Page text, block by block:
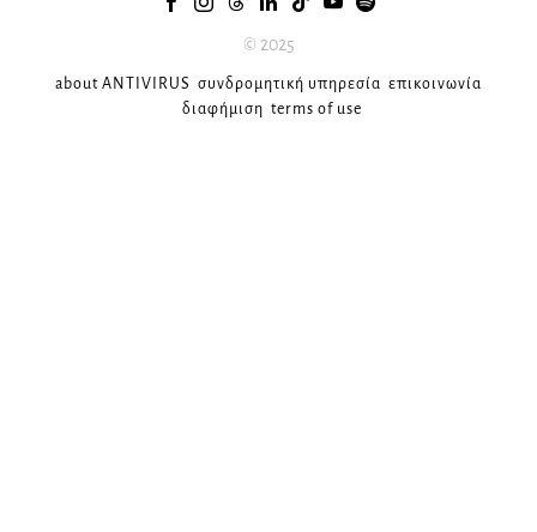
© 2025
about ANTIVIRUS συνδρομητική υπηρεσία επικοινωνία
διαφήμιση terms of use